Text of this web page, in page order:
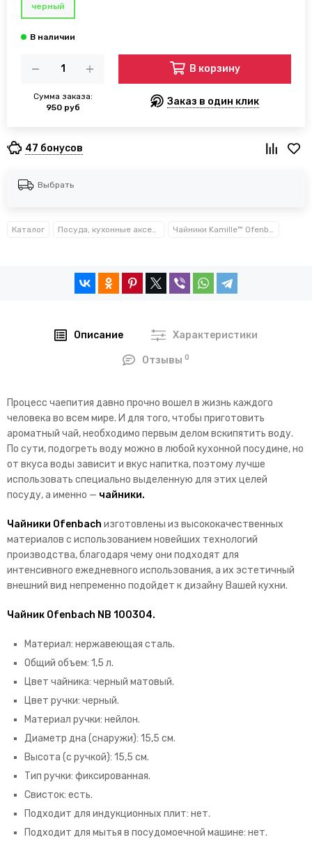
черный
Сумма заказа:
950 руб
В корзину
Заказ в один клик
47 бонусов
Выбрать
Каталог Посуда, кухонные аксессуары и принадлежности TM Kamille TM Ofenbach Чайники Kamille™ Ofenbach™
Описание Характеристики
Отзывы0
Процесс чаепития давно прочно вошел в жизнь каждого
человека во всем мире. И для того, чтобы приготовить
ароматный чай, необходимо первым делом вскипятить воду.
По сути, подогреть воду можно в любой кухонной посудине, но
от вкуса воды зависит и вкус напитка, поэтому лучше
использовать специально выделенную для этих целей
посуду, а именно — чайники.
Чайники Ofenbach изготовлены из высококачественных
материалов с использованием новейших технологий
производства, благодаря чему они подходят для
интенсивного ежедневного использования, а их эстетичный
внешний вид непременно подойдет к дизайну Вашей кухни.
Чайник Ofenbach NB 100304.
Материал: нержавеющая сталь.
Общий объем: 1,5 л.
Цвет чайника: черный матовый.
Цвет ручки: черный.
Материал ручки: нейлон.
Диаметр дна (снаружи): 15,5 см.
Высота (с ручкой): 15,5 см.
Тип ручки: фиксированная.
Свисток: есть.
Подходит для индукционных плит: нет.
Подходит для мытья в посудомоечной машине: нет.